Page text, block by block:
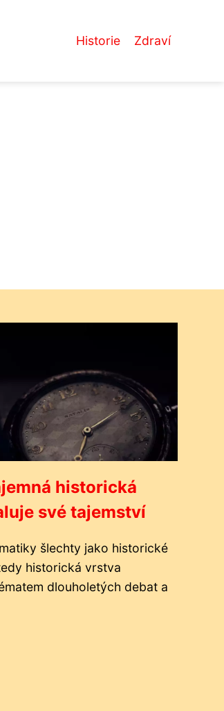
Historie Zdraví
historická
své tajemství
šlechty jako historické
historická vrstva
dlouholetých debat a